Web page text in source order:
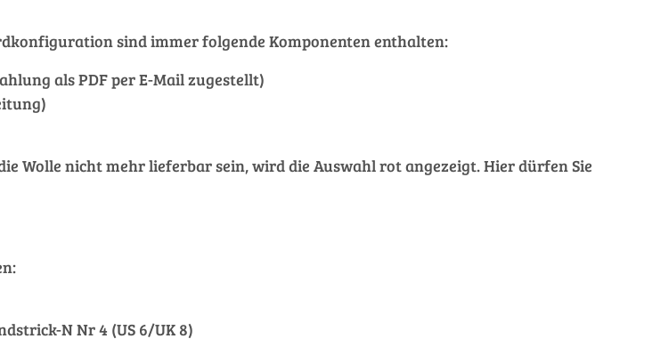
sind immer folgende Komponenten enthalten:
als PDF per E-Mail zugestellt)
Wolle nicht mehr lieferbar sein, wird die Auswahl rot angezeigt. Hier dürfen Sie
N Nr 4 (US 6/UK 8)